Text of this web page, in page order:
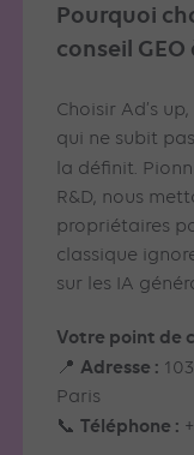
Pourquoi
conseil GEO
Choisir Ad’s
qui ne subit
la définit.
R&D, nous
propriétaires
classique
sur les IA
Votre point de
📍Adresse :
Paris
📞Téléphone :